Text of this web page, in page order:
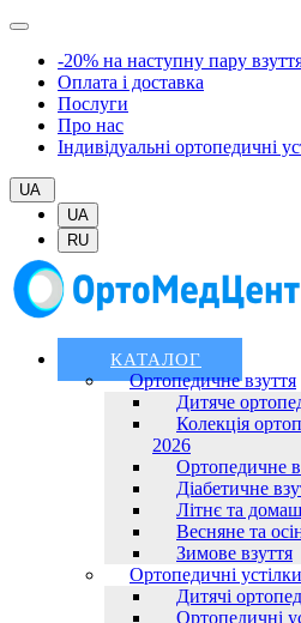
-20% на наступну пару
Оплата і доставка
Послуги
Про нас
Індивідуальні ортопедичні
UA
UA
RU
КАТАЛОГ
Ортопедичне взуття
Дитяче
Колекція
2026
Ортопедичне
Діабетичне
Літнє та
Весняне та
Зимове взуття
Ортопедичні
Дитячі
Ортопедичні